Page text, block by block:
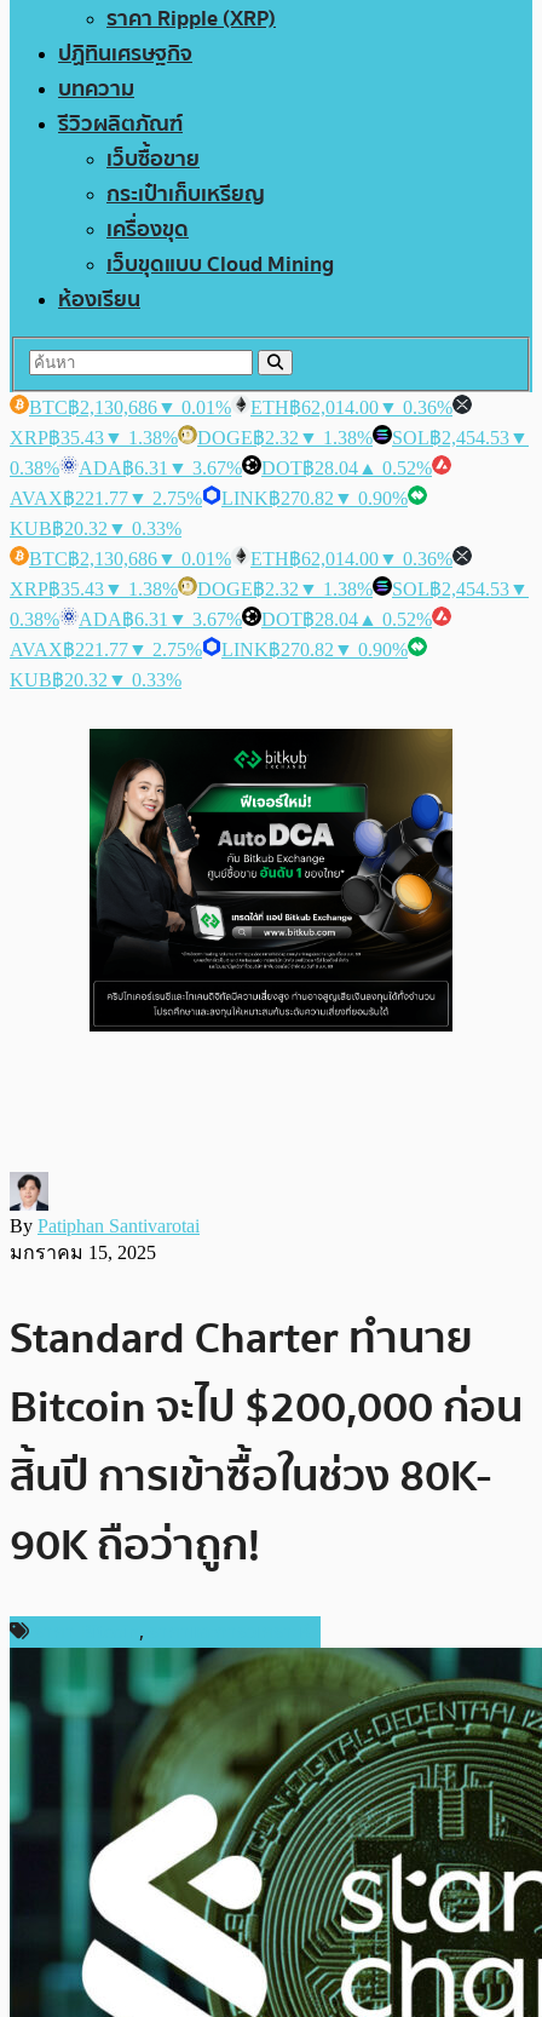
ราคา Ripple (XRP)
ปฏิทินเศรษฐกิจ
บทความ
รีวิวผลิตภัณฑ์
เว็บซื้อขาย
กระเป๋าเก็บเหรียญ
เครื่องขุด
เว็บขุดแบบ Cloud Mining
ห้องเรียน
BTC฿2,130,686▼ 0.01% ETH฿62,014.00▼ 0.36%
XRP฿35.43▼ 1.38% DOGE฿2.32 ▼ 1.38% SOL฿2,454.53▼
0.38%
ADA฿6.31 ▼ 3.67% DOT฿28.04 ▲ 0.52%
AVAX฿221.77▼ 2.75% LINK฿270.82 ▼ 0.90%
KUB฿20.32 ▼ 0.33%
BTC฿2,130,686▼ 0.01% ETH฿62,014.00▼ 0.36%
XRP฿35.43▼ 1.38% DOGE฿2.32 ▼ 1.38% SOL฿2,454.53▼
0.38%
ADA฿6.31 ▼ 3.67% DOT฿28.04 ▲ 0.52%
AVAX฿221.77▼ 2.75% LINK฿270.82 ▼ 0.90%
KUB฿20.32 ▼ 0.33%
By Patiphan Santivarotai
มกราคม 15, 2025
Standard Charter ทำนาย
Bitcoin จะไป $200,000 ก่อน
สิ้นปี การเข้าซื้อในช่วง 80K-
90K ถือว่าถูก!
,